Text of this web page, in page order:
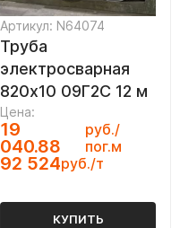
Артикул: N64074
Труба
электросварная
820х10 09Г2С 12 м
Цена:
19
040.88
руб./
пог.м
92 524руб./т
КУПИТЬ